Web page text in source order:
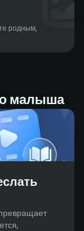
родным,
малыша